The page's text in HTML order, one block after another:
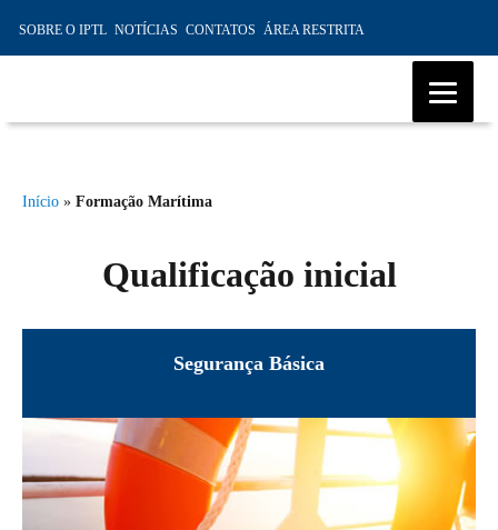
SOBRE O IPTL NOTÍCIAS CONTATOS ÁREA RESTRITA
Madeira, Ensino Profissional,
Início » Formação Marítima
Qualificação inicial
Segurança Básica